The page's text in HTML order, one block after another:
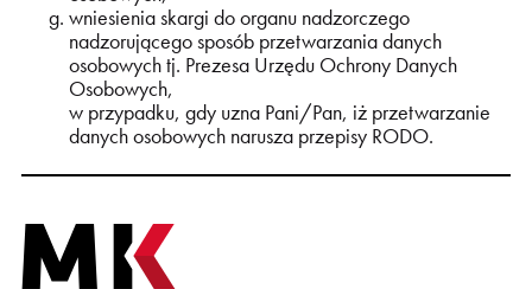
wniesienia skargi do organu nadzorczego
nadzorującego sposób przetwarzania danych
osobowych tj. Prezesa Urzędu Ochrony Danych
Osobowych,
w przypadku, gdy uzna Pani/Pan, iż przetwarzanie
danych osobowych narusza przepisy RODO.